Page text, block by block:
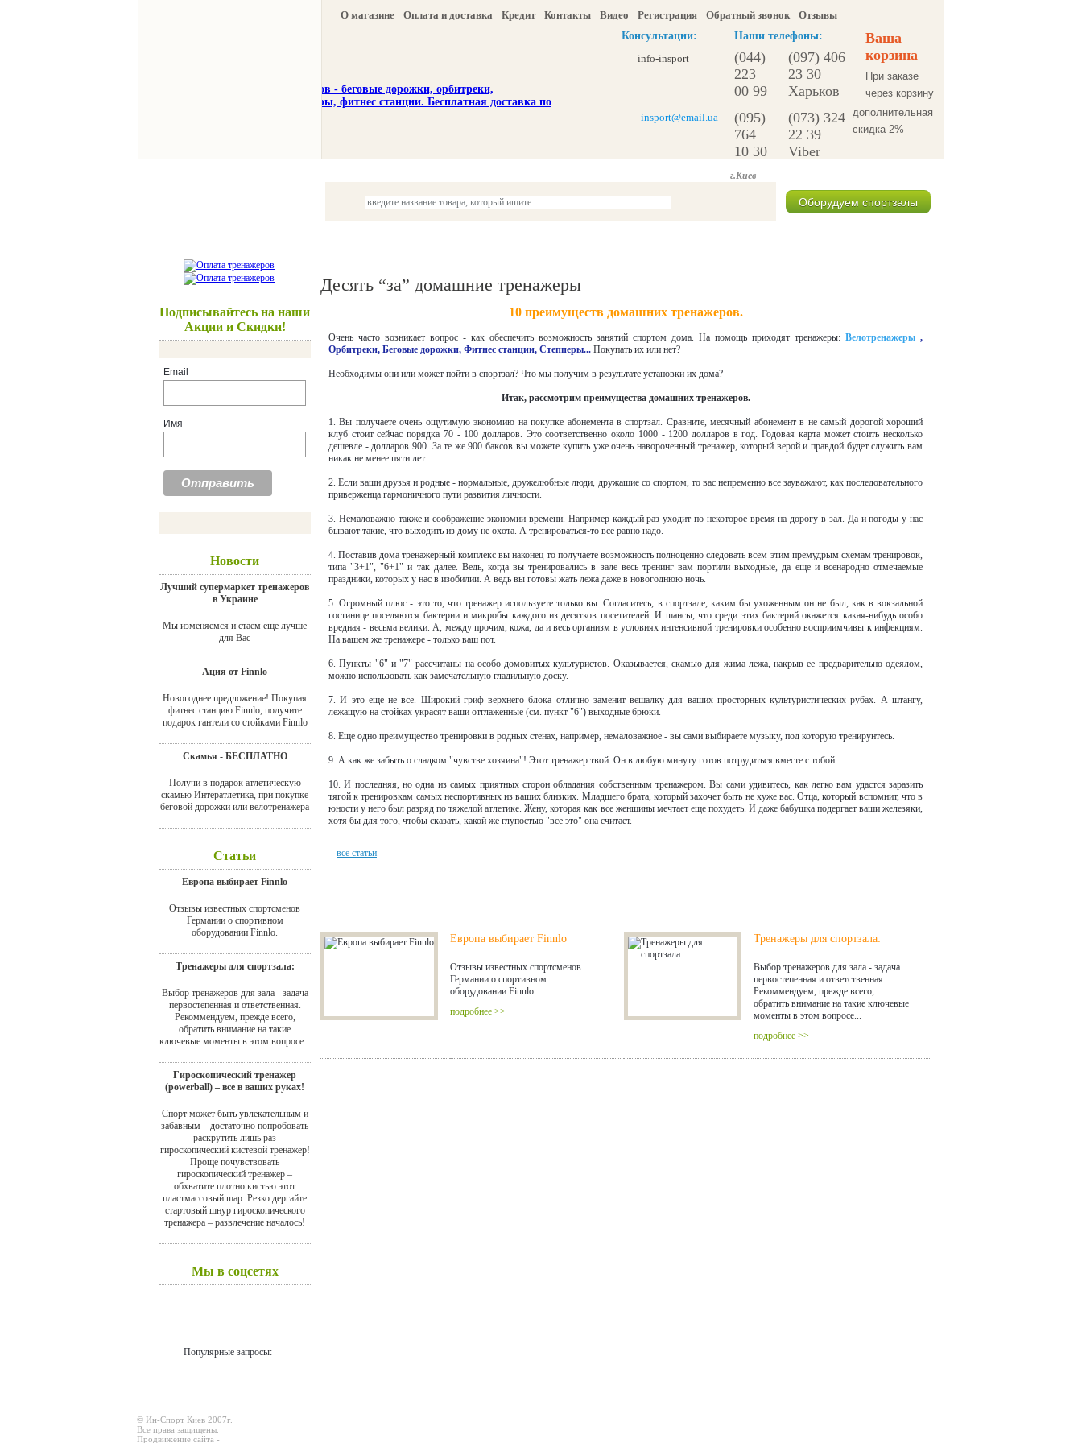
О магазине Оплата и доставка Кредит Контакты Видео Регистрация Обратный звонок
Отзывы
Консультации:
Наши телефоны:
Ваша
корзина
При заказе
через корзину
дополнительная
скидка 2%
info-insport
(044)
223
00 99
(097) 406
23 30
Харьков
insport@email.ua
(095)
764
10 30
(073) 324
22 39
Viber
г.Киев
Оборудуем спортзалы
Подписывайтесь на наши
Акции и Скидки!
Email
Имя
Новости
Лучший супермаркет тренажеров
в Украине
Мы изменяемся и стаем еще лучше
для Вас
Ация от Finnlo
Новогоднее предложение! Покупая
фитнес станцию Finnlo, получите
подарок гантели со стойками Finnlo
Скамья - БЕСПЛАТНО
Получи в подарок атлетическую
скамью Интератлетика, при покупке
беговой дорожки или велотренажера
Статьи
Европа выбирает Finnlo
Отзывы известных спортсменов
Германии о спортивном
оборудовании Finnlo.
Тренажеры для спортзала:
Выбор тренажеров для зала - задача
первостепенная и ответственная.
Рекоммендуем, прежде всего,
обратить внимание на такие
ключевые моменты в этом вопросе...
Гироскопический тренажер
(powerball) – все в ваших руках!
Спорт может быть увлекательным и
забавным – достаточно попробовать
раскрутить лишь раз
гироскопический кистевой тренажер!
Проще почувствовать
гироскопический тренажер –
обхватите плотно кистью этот
пластмассовый шар. Резко дергайте
стартовый шнур гироскопического
тренажера – развлечение началось!
Мы в соцсетях
Популярные запросы:
Десять “за” домашние тренажеры
10 преимуществ домашних тренажеров.
Очень часто возникает вопрос - как обеспечить возможность занятий спортом дома. На помощь приходят тренажеры: Велотренажеры ,
Орбитреки, Беговые дорожки, Фитнес станции, Степперы... Покупать их или нет?
Необходимы они или может пойти в спортзал? Что мы получим в результате установки их дома?
Итак, рассмотрим преимущества домашних тренажеров.
1. Вы получаете очень ощутимую экономию на покупке абонемента в спортзал. Сравните, месячный абонемент в не самый дорогой хороший
клуб стоит сейчас порядка 70 - 100 долларов. Это соответственно около 1000 - 1200 долларов в год. Годовая карта может стоить несколько
дешевле - долларов 900. За те же 900 баксов вы можете купить уже очень навороченный тренажер, который верой и правдой будет служить вам
никак не менее пяти лет.
2. Если ваши друзья и родные - нормальные, дружелюбные люди, дружащие со спортом, то вас непременно все зауважают, как последовательного
приверженца гармоничного пути развития личности.
3. Немаловажно также и соображение экономии времени. Например каждый раз уходит по некоторое время на дорогу в зал. Да и погоды у нас
бывают такие, что выходить из дому не охота. А тренироваться-то все равно надо.
4. Поставив дома тренажерный комплекс вы наконец-то получаете возможность полноценно следовать всем этим премудрым схемам тренировок,
типа "3+1", "6+1" и так далее. Ведь, когда вы тренировались в зале весь тренинг вам портили выходные, да еще и всенародно отмечаемые
праздники, которых у нас в изобилии. А ведь вы готовы жать лежа даже в новогоднюю ночь.
5. Огромный плюс - это то, что тренажер используете только вы. Согласитесь, в спортзале, каким бы ухоженным он не был, как в вокзальной
гостинице поселяются бактерии и микробы каждого из десятков посетителей. И шансы, что среди этих бактерий окажется какая-нибудь особо
вредная - весьма велики. А, между прочим, кожа, да и весь организм в условиях интенсивной тренировки особенно восприимчивы к инфекциям.
На вашем же тренажере - только ваш пот.
6. Пункты "6" и "7" рассчитаны на особо домовитых культуристов. Оказывается, скамью для жима лежа, накрыв ее предварительно одеялом,
можно использовать как замечательную гладильную доску.
7. И это еще не все. Широкий гриф верхнего блока отлично заменит вешалку для ваших просторных культуристических рубах. А штангу,
лежащую на стойках украсят ваши отглаженные (см. пункт "6") выходные брюки.
8. Еще одно преимущество тренировки в родных стенах, например, немаловажное - вы сами выбираете музыку, под которую тренирунтесь.
9. А как же забыть о сладком "чувстве хозяина"! Этот тренажер твой. Он в любую минуту готов потрудиться вместе с тобой.
10. И последняя, но одна из самых приятных сторон обладания собственным тренажером. Вы сами удивитесь, как легко вам удастся заразить
тягой к тренировкам самых неспортивных из ваших близких. Младшего брата, который захочет быть не хуже вас. Отца, который вспомнит, что в
юности у него был разряд по тяжелой атлетике. Жену, которая как все женщины мечтает еще похудеть. И даже бабушка подергает ваши железяки,
хотя бы для того, чтобы сказать, какой же глупостью "все это" она считает.
все статьи
Европа выбирает Finnlo
Отзывы известных спортсменов
Германии о спортивном
оборудовании Finnlo.
подробнее >>
Тренажеры для спортзала:
Выбор тренажеров для зала - задача
первостепенная и ответственная.
Рекоммендуем, прежде всего,
обратить внимание на такие ключевые
моменты в этом вопросе...
подробнее >>
© Ин-Спорт Киев 2007г.
Все права защищены.
Продвижение сайта -